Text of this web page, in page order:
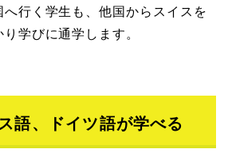
行く学生も、他国からスイスを
学びに通学します。
語、ドイツ語が学べる